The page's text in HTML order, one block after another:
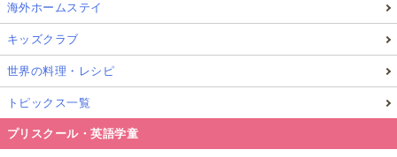
海外ホームステイ
キッズクラブ
世界の料理・レシピ
トピックス一覧
プリスクール・英語学童